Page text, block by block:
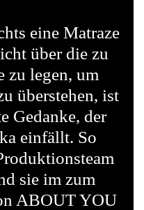
eine Matraze
über die zu
zu legen, um
überstehen, ist
Gedanke, der
einfällt. So
sie im zum
ABOUT YOU